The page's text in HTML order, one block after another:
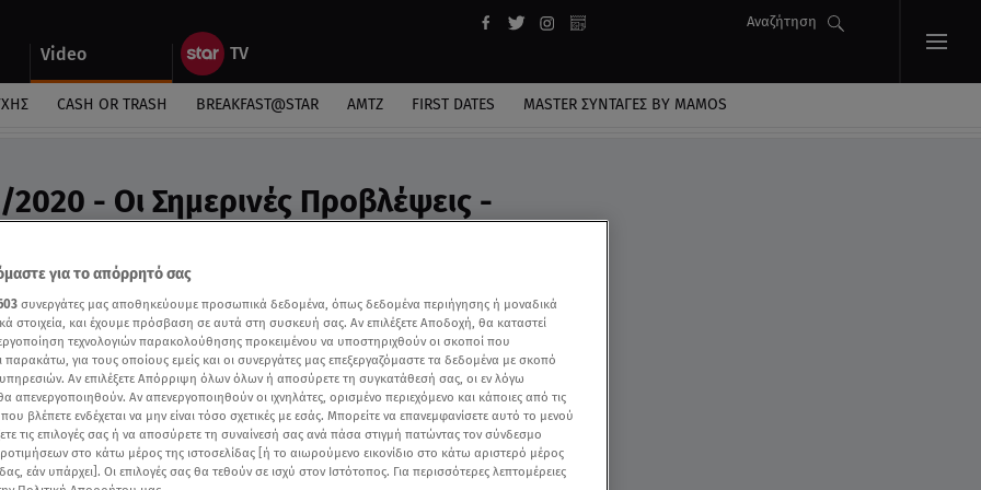
Video
Αναζήτηση
CASH OR TRASH BREAKFAST@STAR ΑΜΤΖ FIRST DATES MASTER ΣΥΝΤΑΓΈΣ BY MAMOS
- Οι Σημερινές Προβλέψεις -
Άσης Μπήλιου στη «Φωλιά των Κου Κου»
για το απόρρητό σας
συνεργάτες μας αποθηκεύουμε προσωπικά δεδομένα, όπως δεδομένα περιήγησης ή μοναδικά
στοιχεία, και έχουμε πρόσβαση σε αυτά στη συσκευή σας. Αν επιλέξετε Αποδοχή, θα καταστεί
τεχνολογιών παρακολούθησης προκειμένου να υποστηριχθούν οι σκοποί που
παρακάτω, για τους οποίους εμείς και οι συνεργάτες μας επεξεργαζόμαστε τα δεδομένα με σκοπό
Αν επιλέξετε Απόρριψη όλων όλων ή αποσύρετε τη συγκατάθεσή σας, οι εν λόγω
απενεργοποιηθούν. Αν απενεργοποιηθούν οι ιχνηλάτες, ορισμένο περιεχόμενο και κάποιες από τις
βλέπετε ενδέχεται να μην είναι τόσο σχετικές με εσάς. Μπορείτε να επανεμφανίσετε αυτό το μενού
τις επιλογές σας ή να αποσύρετε τη συναίνεσή σας ανά πάσα στιγμή πατώντας τον σύνδεσμο
στο κάτω μέρος της ιστοσελίδας [ή το αιωρούμενο εικονίδιο στο κάτω αριστερό μέρος
εάν υπάρχει]. Οι επιλογές σας θα τεθούν σε ισχύ στον Ιστότοπος. Για περισσότερες λεπτομέρειες